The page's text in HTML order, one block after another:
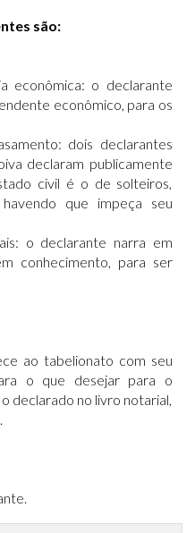
são:
econômica: o declarante
econômico, para os
dois declarantes
declaram publicamente
civil é o de solteiros,
que impeça seu
o declarante narra em
conhecimento, para ser
ao tabelionato com seu
o que desejar para o
declarado no livro notarial,